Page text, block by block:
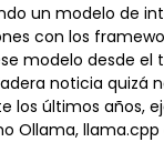
un modelo de
con los
modelo desde
noticia quizá
los últimos años,
llama.cpp